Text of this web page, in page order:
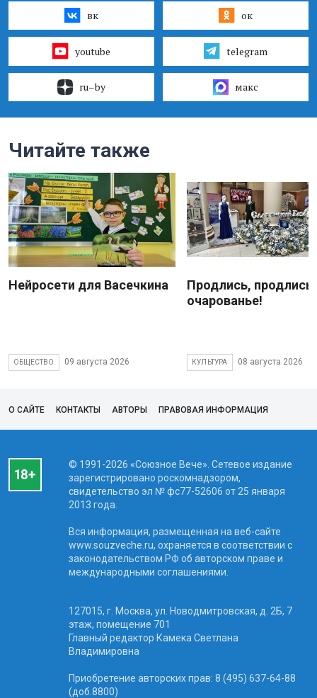
вк ок
youtube telegram
ru–by макс
Читайте также
Нейросети для Васечкина
ОБЩЕСТВО 09 августа 2026
Продлись, продлись
очарованье!
КУЛЬТУРА 08 августа 2026
О САЙТЕ КОНТАКТЫ АВТОРЫ ПРАВОВАЯ ИНФОРМАЦИЯ
© 1991-2026 «Союзное Вече». Сетевое издание
зарегистрировано роскомнадзором,
свидетельство эл № фc77-52606 от 25 января
2013 года.
Вся информация, размещенная на веб-сайте
www.souzveche.ru, охраняется в соответствии с
законодательством РФ об авторском праве и
международными соглашениями.
127015, г. Москва, ул. Новодмитровская, д. 2Б, 7
этаж, помещение 701
Главный редактор Камека Светлана
Владимировна
Приобретение авторских прав: 8 (495) 637-64-88
(доб.8800)